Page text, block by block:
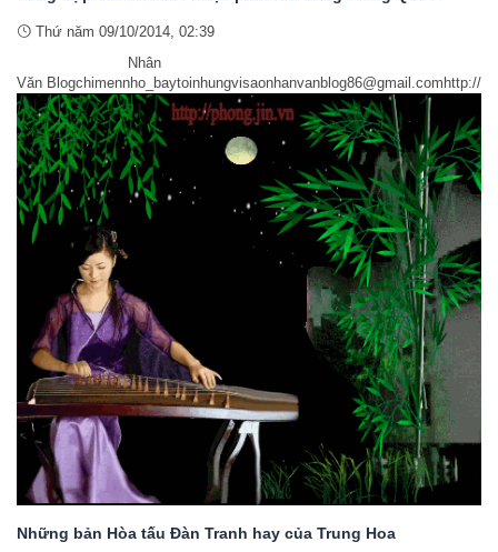
Thứ năm 09/10/2014, 02:39
Nhân
Văn Blogchimennho_baytoinhungvisaonhanvanblog86@gmail.comhttp://
Những bản Hòa tấu Đàn Tranh hay của Trung Hoa